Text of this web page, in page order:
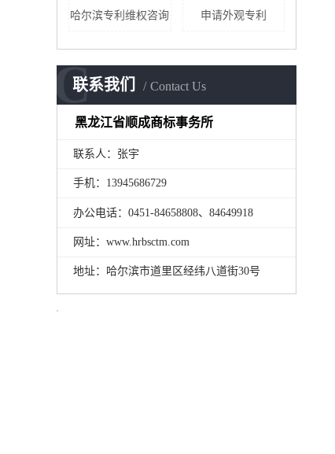
哈尔滨专利维权咨询 申请外观专利
联系我们 Contact Us
C
黑龙江省顺成商标事务所
联系人：张宇
手机：13945686729
办公电话：0451-84658808、84649918
网址：www.hrbsctm.com
地址：哈尔滨市道里区经纬八道街30号